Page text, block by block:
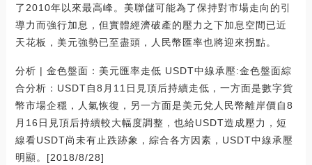
了2010年以來最高峰。美聯儲可能為了保持對市場走向的引
導力而強行加息，但實體經濟破產的壓力之下加息空間已近
天花板，美元強勢已至盡頭，人民幣匯率也將迎來拐點。
分析 | 金色盤面：美元匯率走低 USDT中線承壓:金色盤面綜
合分析：USDT自8月11日見頂后持續走低，一方面是數字貨
幣市場企穩，人氣恢復，另一方面是美元兌人民幣離岸價自8
月16日見頂后持續較大幅度調整，也給USDT造成壓力，短
線看USDT尚未有止跌跡象，綜合各方因素，USDT中線承壓
明顯。[2018/8/28]